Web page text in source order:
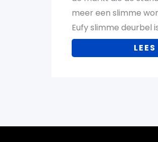
meer een slimme
Eufy slimme deurbel